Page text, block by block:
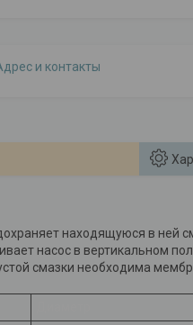
и контакты
находящуюся в ней
насос в вертикальном
смазки необходима